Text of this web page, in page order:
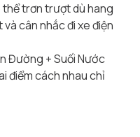
trơn trượt dù hang
cân nhắc đi xe điện
Đường + Suối Nước
điểm cách nhau chỉ